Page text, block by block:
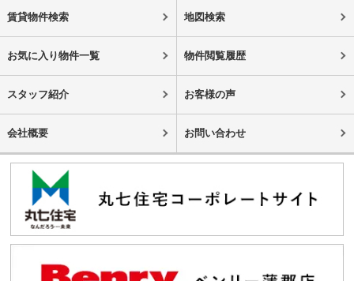
賃貸物件検索 地図検索
お気に入り物件一覧 物件閲覧履歴
スタッフ紹介 お客様の声
会社概要 お問い合わせ